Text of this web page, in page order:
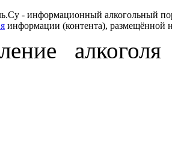
- информационный алкогольный
информации (контента), размещённой